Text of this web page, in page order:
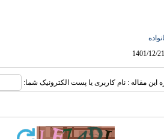
این مقاله : نام کاربری یا پست الکترونیک شما: